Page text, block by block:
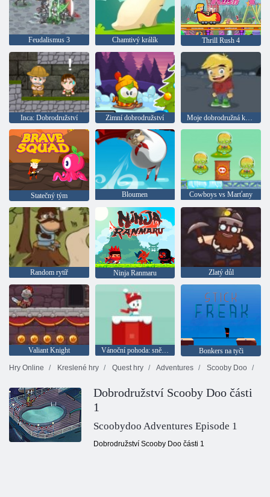
Feudalismus 3 Chamtivý králík Thrill Rush 4
Inca: Dobrodružství Zimní dobrodružství Moje dobrodružná kniha 2
Statečný tým Bloumen Cowboys vs Marťany
Random rytíř Ninja Ranmaru Zlatý důl
Valiant Knight Vánoční pohoda: sněhové koule
Bonkers na tyči
Hry Online
Kreslené hry Quest hry Adventures Scooby Doo
Dobrodružství Scooby Doo části
1
Scoobydoo Adventures Episode 1
Dobrodružství Scooby Doo části 1